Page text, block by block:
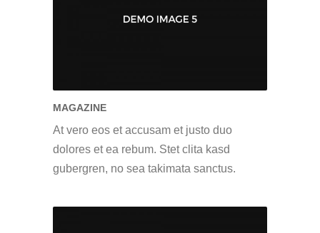
MAGAZINE
At vero eos et accusam et justo duo
dolores et ea rebum. Stet clita kasd
gubergren, no sea takimata sanctus.